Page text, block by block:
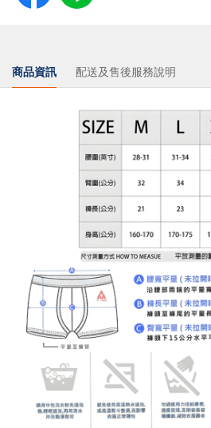
商品資訊 配送及售後服務說明